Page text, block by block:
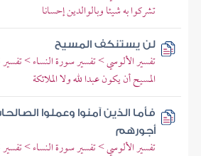
تشركوا به شيئا وبالوالدين إحسانا
لن يستنكف المسيح
تفسير الألوسي > تفسير سورة النساء >
المسيح أن يكون عبدا لله ولا الملائكة
فأما الذين آمنوا وعملوا
أجورهم
تفسير الألوسي > تفسير سورة النساء > تفسير